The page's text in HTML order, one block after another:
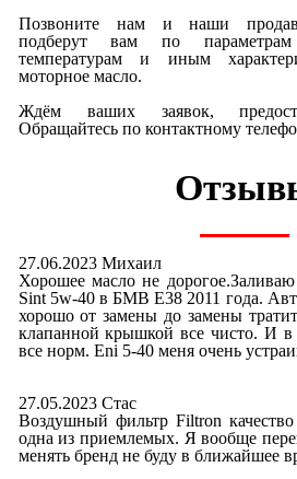
Позвоните нам и наши
подберут вам по параметрам
температурам и иным
моторное масло.
Ждём ваших заявок,
Обращайтесь по контактному
27.06.2023 Михаил
Хорошее масло не
Sint 5w-40 в БМВ E38 2011 года.
хорошо от замены до замены
клапанной крышкой все чисто. И в
все норм. Eni 5-40 меня очень
27.05.2023 Стас
Воздушный фильтр Filtron
одна из приемлемых. Я вообще
менять бренд не буду в ближайшее